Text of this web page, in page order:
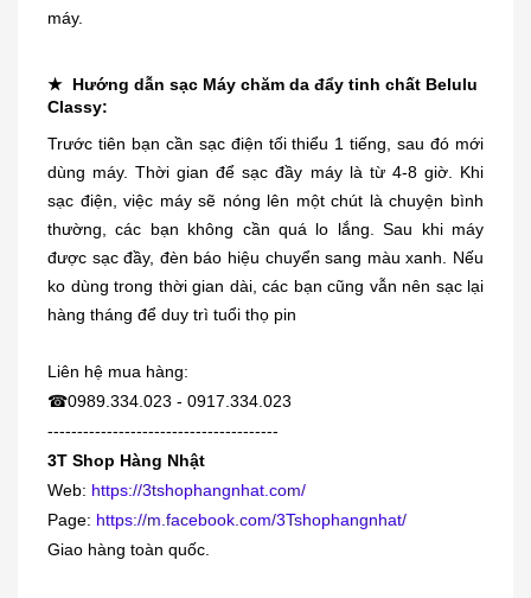
máy.
★ Hướng dẫn sạc Máy chăm da đẩy tinh chất Belulu
Classy:
Trước tiên bạn cần sạc điện tối thiểu 1 tiếng, sau đó mới
dùng máy. Thời gian để sạc đầy máy là từ 4-8 giờ. Khi
sạc điện, việc máy sẽ nóng lên một chút là chuyện bình
thường, các bạn không cần quá lo lắng. Sau khi máy
được sạc đầy, đèn báo hiệu chuyển sang màu xanh. Nếu
ko dùng trong thời gian dài, các bạn cũng vẫn nên sạc lại
hàng tháng để duy trì tuổi thọ pin
Liên hệ mua hàng:
☎0989.334.023 - 0917.334.023
---------------------------------------
3T Shop Hàng Nhật
Web: https://3tshophangnhat.com/
Page: https://m.facebook.com/3Tshophangnhat/
Giao hàng toàn quốc.
Dung dịch trị mụn cóc, mắt cá,
chai...
230.000₫
380.000₫
160.000₫